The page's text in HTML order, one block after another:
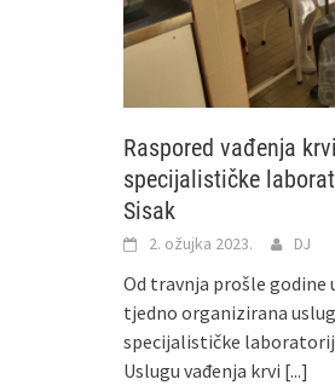
Raspored vađenja
specijalističke
Sisak
2. ožujka 2023. DJ
Od travnja prošle godine
tjedno organizirana
specijalističke
Uslugu vađenja krvi [...]